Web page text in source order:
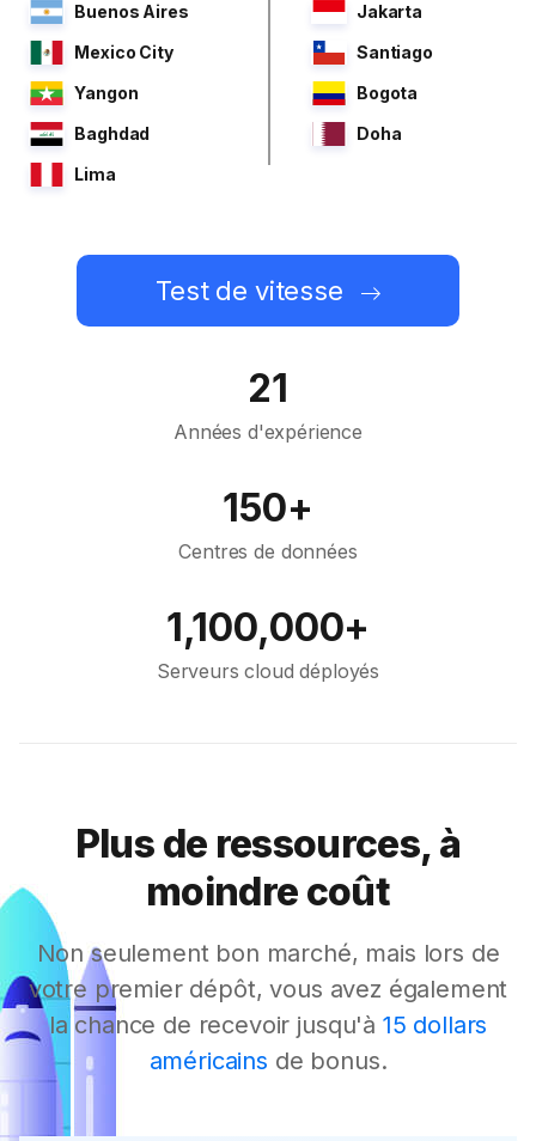
Buenos Aires
Jakarta
Mexico City
Santiago
Yangon
Bogota
Baghdad
Doha
Lima
Test de vitesse
21
Années d'expérience
150+
Centres de données
1,100,000+
Serveurs cloud déployés
Plus de ressources, à
moindre coût
Non seulement bon marché, mais lors de
votre premier dépôt, vous avez également
la chance de recevoir jusqu'à 15 dollars
américains de bonus.